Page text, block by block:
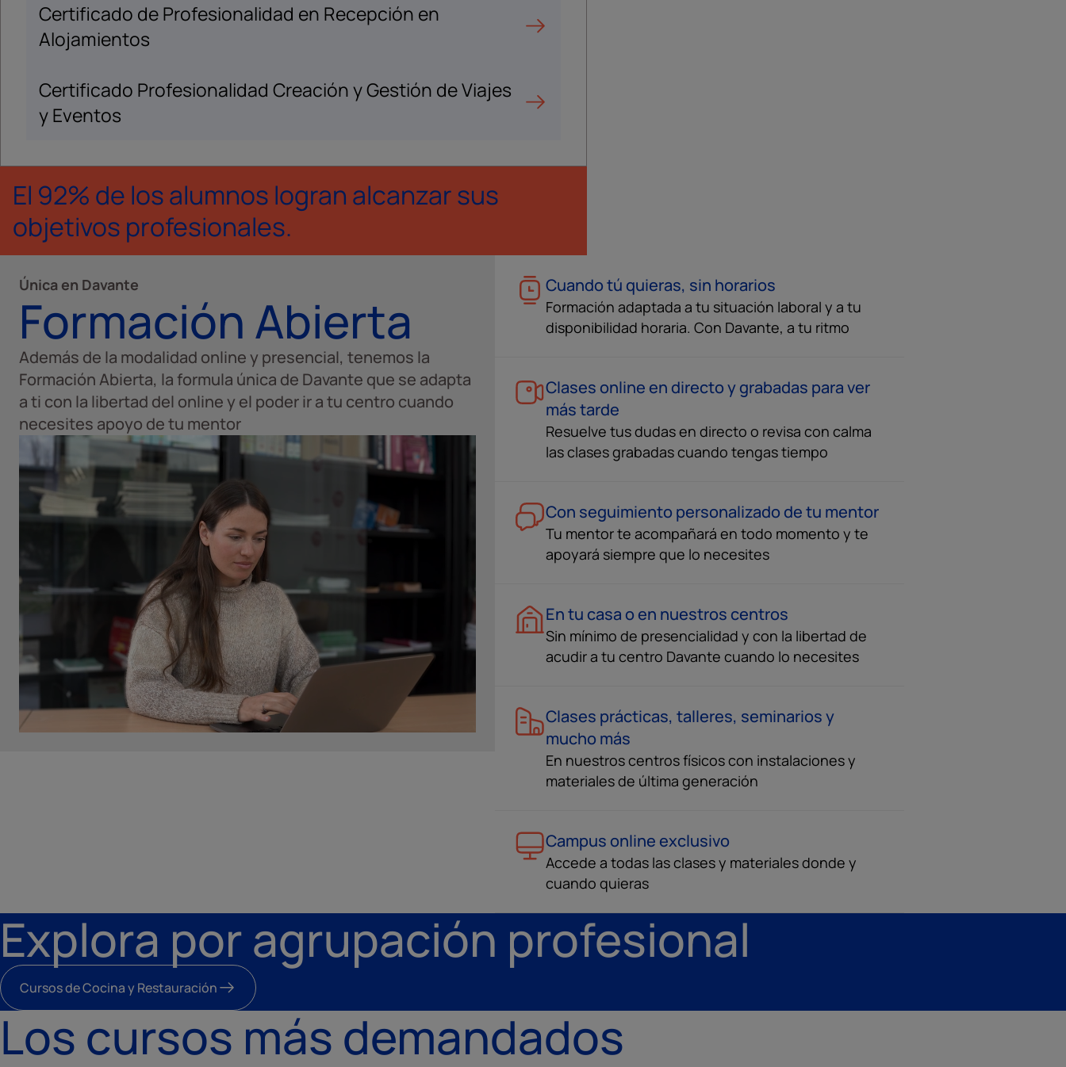
Certificado de Profesionalidad en Recepción en
Alojamientos
Certificado Profesionalidad Creación y Gestión de Viajes
y Eventos
El 92% de los alumnos logran alcanzar sus
objetivos profesionales.
Única en Davante
Formación Abierta
Además de la modalidad online y presencial, tenemos la
Formación Abierta, la formula única de Davante que se adapta
a ti con la libertad del online y el poder ir a tu centro cuando
necesites apoyo de tu mentor
Cuando tú quieras, sin horarios
Formación adaptada a tu situación laboral y a tu
disponibilidad horaria. Con Davante, a tu ritmo
Clases online en directo y grabadas para ver
más tarde
Resuelve tus dudas en directo o revisa con calma
las clases grabadas cuando tengas tiempo
Con seguimiento personalizado de tu mentor
Tu mentor te acompañará en todo momento y te
apoyará siempre que lo necesites
En tu casa o en nuestros centros
Sin mínimo de presencialidad y con la libertad de
acudir a tu centro Davante cuando lo necesites
Clases prácticas, talleres, seminarios y
mucho más
En nuestros centros físicos con instalaciones y
materiales de última generación
Campus online exclusivo
Accede a todas las clases y materiales donde y
cuando quieras
Explora por agrupación profesional
Cursos de Cocina y Restauración
Los cursos más demandados